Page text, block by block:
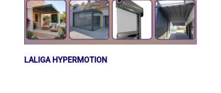
LALIGA HYPERMOTION